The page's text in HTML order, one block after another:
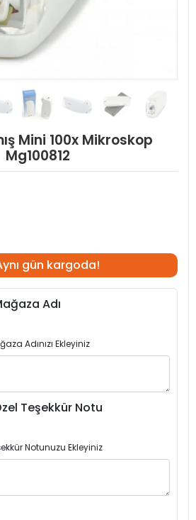
Mini 100x Mikroskop
Mg100812
gün kargoda!
Adı
Adınızı Ekleyiniz
Teşekkür Notu
Notunuzu Ekleyiniz